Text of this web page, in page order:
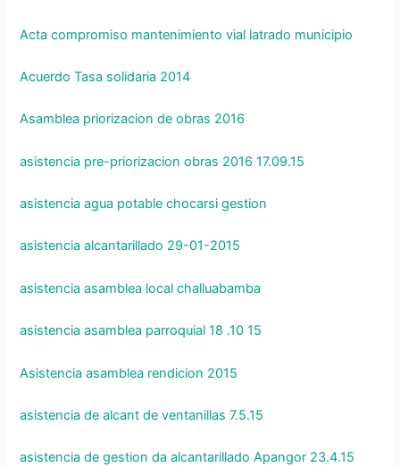
Acta compromiso mantenimiento vial latrado municipio
Acuerdo Tasa solidaria 2014
Asamblea priorizacion de obras 2016
asistencia pre-priorizacion obras 2016 17.09.15
asistencia agua potable chocarsi gestion
asistencia alcantarillado 29-01-2015
asistencia asamblea local challuabamba
asistencia asamblea parroquial 18 .10 15
Asistencia asamblea rendicion 2015
asistencia de alcant de ventanillas 7.5.15
asistencia de gestion da alcantarillado Apangor 23.4.15